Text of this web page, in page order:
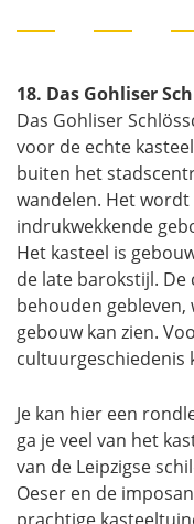
18. Das Gohliser
Das Gohliser
voor de echte
buiten het
wandelen. Het wordt
indrukwekkende
Het kasteel is
de late barokstijl. De
behouden
gebouw kan zien.
cultuurgeschiedenis
Je kan hier een
ga je veel van het
van de Leipzigse
Oeser en de